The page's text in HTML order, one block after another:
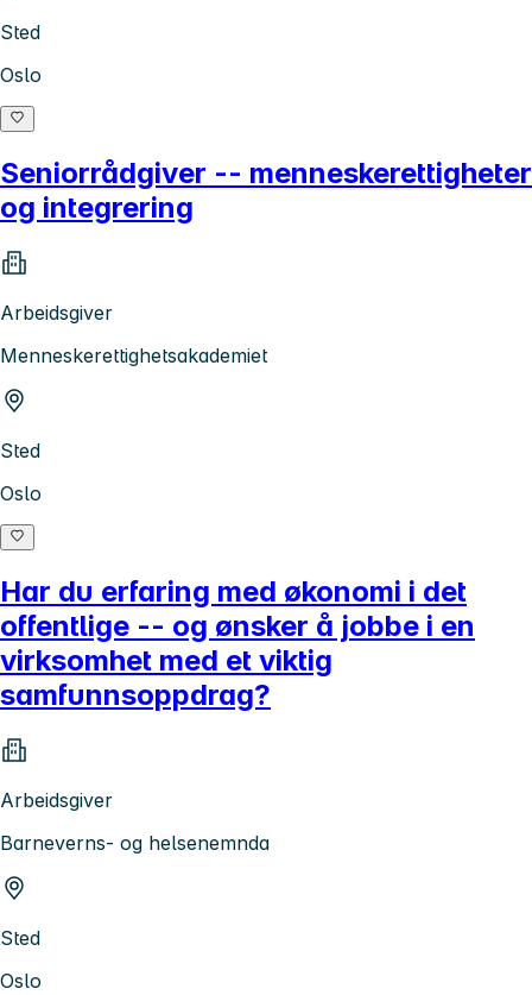
Sted
Oslo
Seniorrådgiver -- menneskerettigheter
og integrering
Arbeidsgiver
Menneskerettighetsakademiet
Sted
Oslo
Har du erfaring med økonomi i det
offentlige -- og ønsker å jobbe i en
virksomhet med et viktig
samfunnsoppdrag?
Arbeidsgiver
Barneverns- og helsenemnda
Sted
Oslo